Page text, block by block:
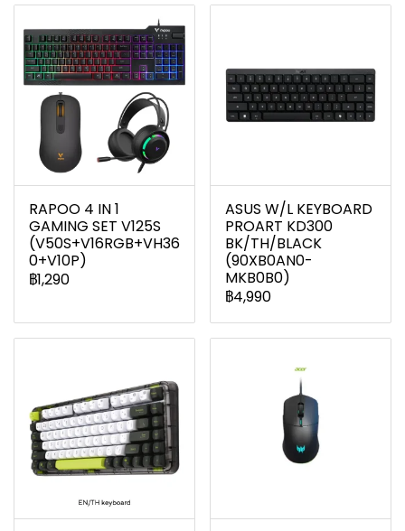
RAPOO 4 IN 1
GAMING SET V125S
(V50S+V16RGB+VH36
0+V10P)
฿1,290
ASUS W/L KEYBOARD
PROART KD300
BK/TH/BLACK
(90XB0AN0-
MKB0B0)
฿4,990